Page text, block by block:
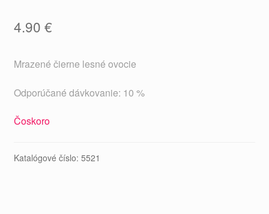
4.90 €
Mrazené čierne lesné ovocie
Odporúčané dávkovanie: 10 %
Čoskoro
Katalógové číslo: 5521